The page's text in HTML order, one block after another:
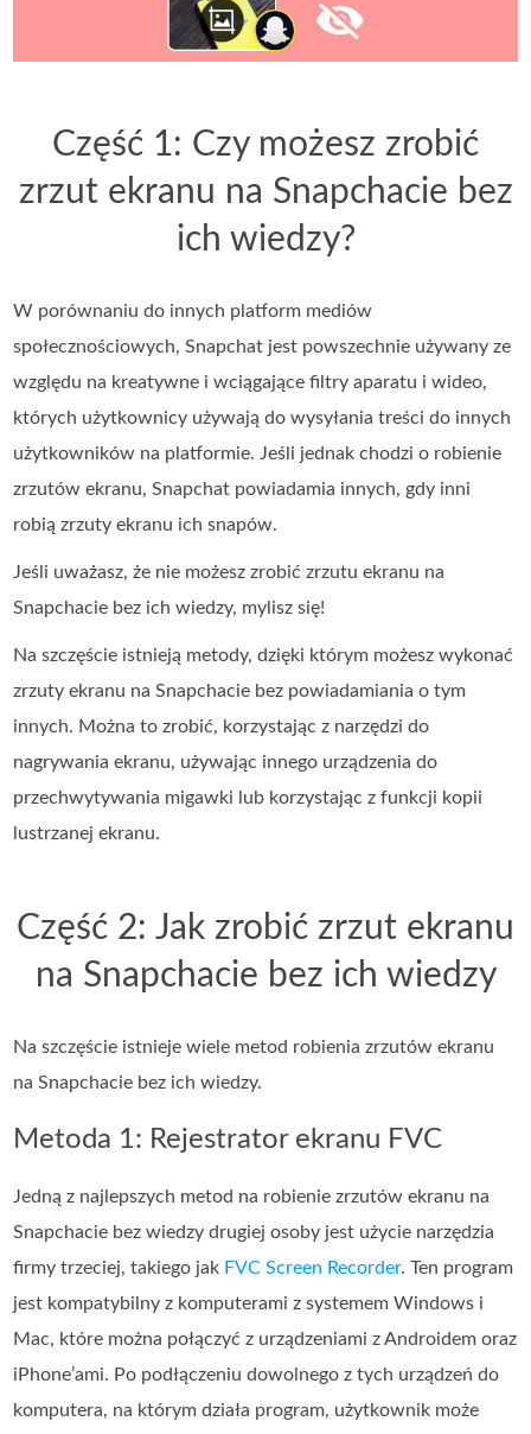
Część 1: Czy możesz zrobić
zrzut ekranu na Snapchacie bez
ich wiedzy?
W porównaniu do innych platform mediów
społecznościowych, Snapchat jest powszechnie używany ze
względu na kreatywne i wciągające filtry aparatu i wideo,
których użytkownicy używają do wysyłania treści do innych
użytkowników na platformie. Jeśli jednak chodzi o robienie
zrzutów ekranu, Snapchat powiadamia innych, gdy inni
robią zrzuty ekranu ich snapów.
Jeśli uważasz, że nie możesz zrobić zrzutu ekranu na
Snapchacie bez ich wiedzy, mylisz się!
Na szczęście istnieją metody, dzięki którym możesz wykonać
zrzuty ekranu na Snapchacie bez powiadamiania o tym
innych. Można to zrobić, korzystając z narzędzi do
nagrywania ekranu, używając innego urządzenia do
przechwytywania migawki lub korzystając z funkcji kopii
lustrzanej ekranu.
Część 2: Jak zrobić zrzut ekranu
na Snapchacie bez ich wiedzy
Na szczęście istnieje wiele metod robienia zrzutów ekranu
na Snapchacie bez ich wiedzy.
Metoda 1: Rejestrator ekranu FVC
Jedną z najlepszych metod na robienie zrzutów ekranu na
Snapchacie bez wiedzy drugiej osoby jest użycie narzędzia
firmy trzeciej, takiego jak FVC Screen Recorder. Ten program
jest kompatybilny z komputerami z systemem Windows i
Mac, które można połączyć z urządzeniami z Androidem oraz
iPhone’ami. Po podłączeniu dowolnego z tych urządzeń do
komputera, na którym działa program, użytkownik może